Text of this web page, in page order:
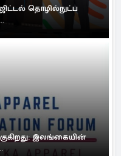
தொழில்நுட்ப
இலங்கையின்